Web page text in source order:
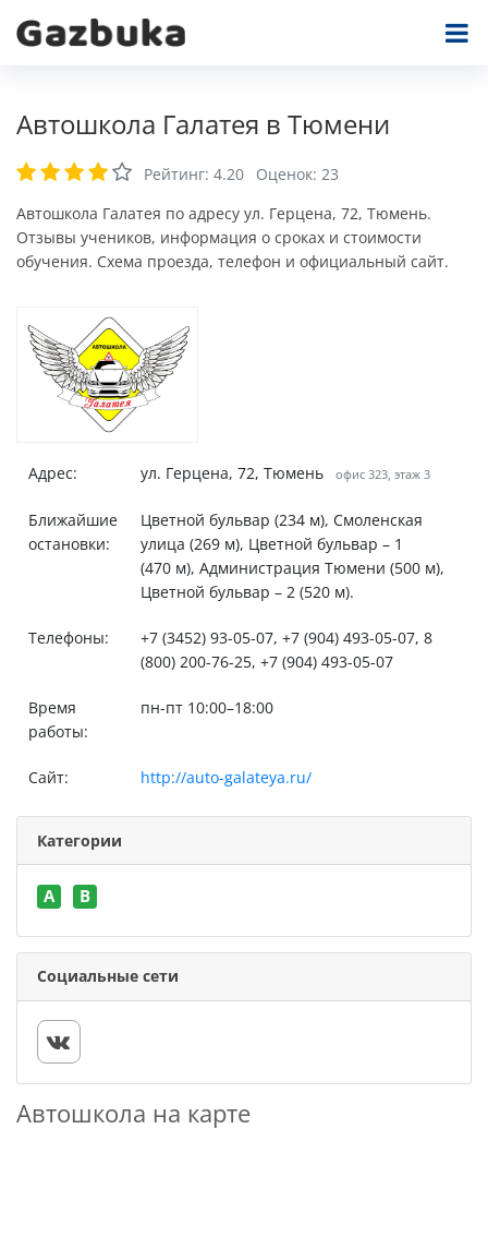
Автошкола Галатея в Тюмени
Рейтинг: 4.20 Оценок: 23
Автошкола Галатея по адресу ул. Герцена, 72, Тюмень.
Отзывы учеников, информация о сроках и стоимости
обучения. Схема проезда, телефон и официальный сайт.
Адрес: ул. Герцена, 72, Тюмень офис 323, этаж 3
Ближайшие
остановки:
Цветной бульвар (234 м), Смоленская
улица (269 м), Цветной бульвар – 1
(470 м), Администрация Тюмени (500 м),
Цветной бульвар – 2 (520 м).
Телефоны:
+7 (3452) 93-05-07, +7 (904) 493-05-07, 8
(800) 200-76-25, +7 (904) 493-05-07
Время
работы:
пн-пт 10:00–18:00
Сайт: http://auto-galateya.ru/
Категории
A B
Социальные сети
Автошкола на карте